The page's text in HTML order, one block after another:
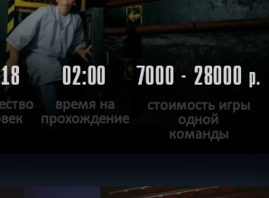
02:00
время на
прохождение
7000 - 28000р.
стоимость игры
одной
команды